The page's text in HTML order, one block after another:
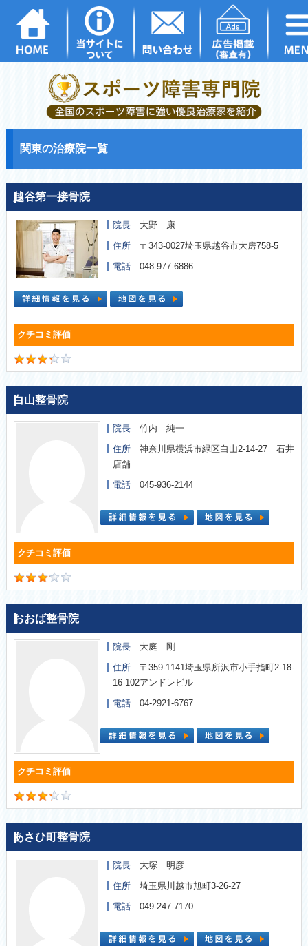
関東の治療院一覧
越谷第一接骨院
院長大野 康
住所〒343-0027埼玉県越谷市大房758-5
電話048-977-6886
白山整骨院
院長竹内 純一
住所神奈川県横浜市緑区白山2-14-27 石井
店舗
電話045-936-2144
おおば整骨院
院長大庭 剛
住所〒359-1141埼玉県所沢市小手指町2-18-
16-102アンドレビル
電話04-2921-6767
あさひ町整骨院
院長大塚 明彦
住所埼玉県川越市旭町3-26-27
電話049-247-7170